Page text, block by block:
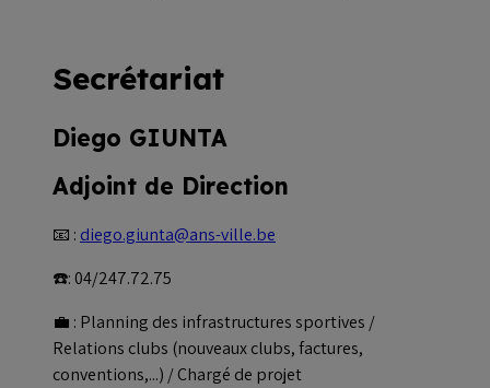
Secrétariat
Diego GIUNTA
Adjoint de Direction
📧 : diego.giunta@ans-ville.be
☎️: 04/247.72.75
💼 : Planning des infrastructures sportives /
Relations clubs (nouveaux clubs, factures,
conventions,...) / Chargé de projet